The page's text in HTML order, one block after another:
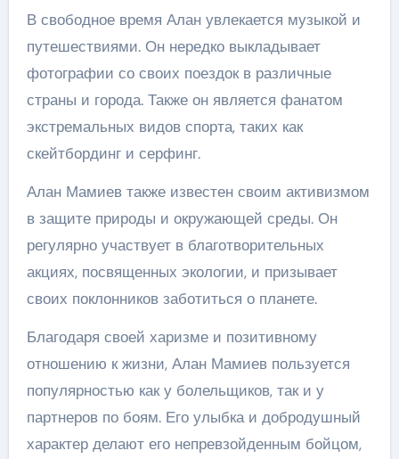
В свободное время Алан увлекается музыкой и
путешествиями. Он нередко выкладывает
фотографии со своих поездок в различные
страны и города. Также он является фанатом
экстремальных видов спорта, таких как
скейтбординг и серфинг.
Алан Мамиев также известен своим активизмом
в защите природы и окружающей среды. Он
регулярно участвует в благотворительных
акциях, посвященных экологии, и призывает
своих поклонников заботиться о планете.
Благодаря своей харизме и позитивному
отношению к жизни, Алан Мамиев пользуется
популярностью как у болельщиков, так и у
партнеров по боям. Его улыбка и добродушный
характер делают его непревзойденным бойцом,